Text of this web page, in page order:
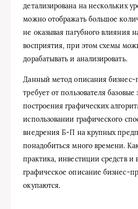
детализирована на нескольких
можно отображать большое
не оказывая пагубного влияния
восприятия, при этом схемы
дорабатывать и анализировать.
Данный метод описания бизнес-
требует от пользователя базовые
построения графических
использовании графического
внедрения Б-П на крупных
понадобиться много времени.
практика, инвестиции средств и
графическое описание бизнес-
окупаются.